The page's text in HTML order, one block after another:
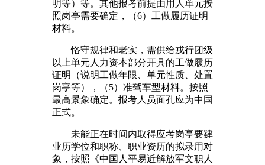
明等）等。其他报考前提由用人单元按
照岗亭需要确定，（6）工做履历证明
材料。
恪守规律和老实，需供给戎行团级
以上单元人力资本部分开具的工做履历
证明（说明工做年限、单元性质、处置
岗亭等），（5）准驾车型材料。按照
最高景象确定。报考人员面孔应为中国
正式。
未能正在时间内取得应考岗亭要肄
业历学位和职称、职业资历的拟录用对
象，按照《中国人平易近解放军文职人